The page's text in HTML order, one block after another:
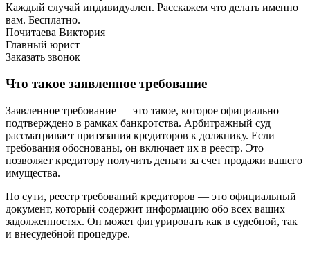
Каждый случай индивидуален. Расскажем что делать именно
вам. Бесплатно.
Почитаева Виктория
Главный юрист
Заказать звонок
Что такое заявленное требование
Заявленное требование — это такое, которое официально
подтверждено в рамках банкротства. Арбитражный суд
рассматривает притязания кредиторов к должнику. Если
требования обоснованы, он включает их в реестр. Это
позволяет кредитору получить деньги за счет продажи вашего
имущества.
По сути, реестр требований кредиторов — это официальный
документ, который содержит информацию обо всех ваших
задолженностях. Он может фигурировать как в судебной, так
и внесудебной процедуре.